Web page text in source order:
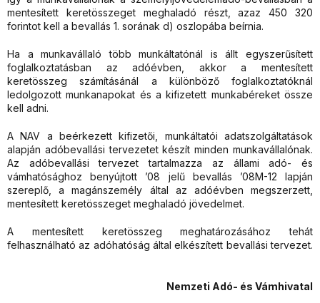
mentesített keretösszeget meghaladó részt, azaz 450 320
forintot kell a bevallás 1. sorának d) oszlopába beírnia.
Ha a munkavállaló több munkáltatónál is állt egyszerűsített
foglalkoztatásban az adóévben, akkor a mentesített
keretösszeg számításánál a különböző foglalkoztatóknál
ledolgozott munkanapokat és a kifizetett munkabéreket össze
kell adni.
A NAV a beérkezett kifizetői, munkáltatói adatszolgáltatások
alapján adóbevallási tervezetet készít minden munkavállalónak.
Az adóbevallási tervezet tartalmazza az állami adó- és
vámhatósághoz benyújtott ’08 jelű bevallás ’08M-12 lapján
szereplő, a magánszemély által az adóévben megszerzett,
mentesített keretösszeget meghaladó jövedelmet.
A mentesített keretösszeg meghatározásához tehát
felhasználható az adóhatóság által elkészített bevallási tervezet.
Nemzeti Adó- és Vámhivatal